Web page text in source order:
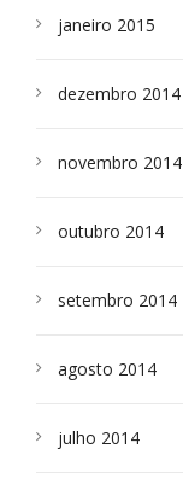
janeiro 2015
dezembro 2014
novembro 2014
outubro 2014
setembro 2014
agosto 2014
julho 2014